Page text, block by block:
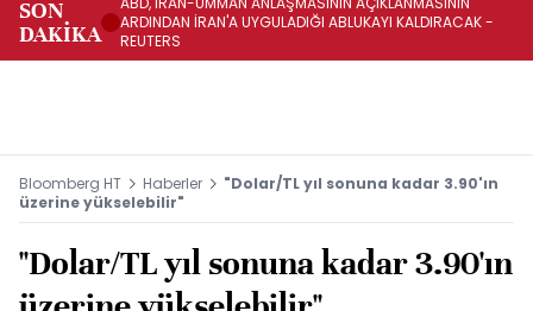
SON
DAKİKA
ARDINDAN İRAN'A UYGULADIĞI ABLUKAYI KALDIRACAK -
REUTERS
Bloomberg HT Haberler
"Dolar/TL yıl sonuna kadar 3.90'ın
üzerine yükselebilir"
"Dolar/TL yıl sonuna kadar 3.90'ın